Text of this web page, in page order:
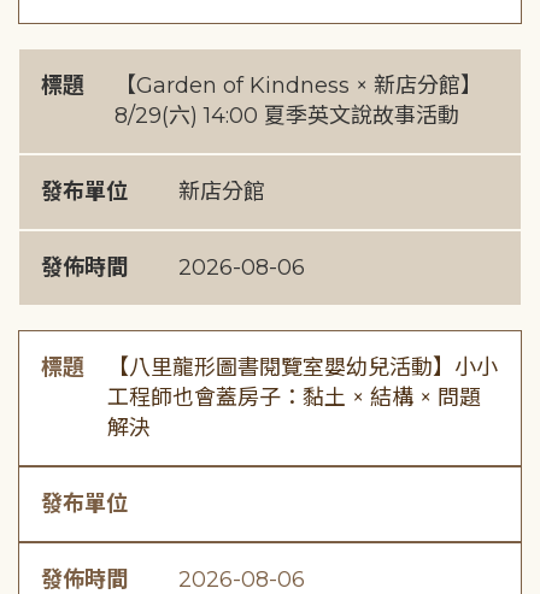
標題
【Garden of Kindness × 新店分館】
8/29(六) 14:00 夏季英文說故事活動
發布單位 新店分館
發佈時間 2026-08-06
標題
【八里龍形圖書閱覽室嬰幼兒活動】小小
工程師也會蓋房子：黏土 × 結構 × 問題
解決
發布單位
發佈時間 2026-08-06